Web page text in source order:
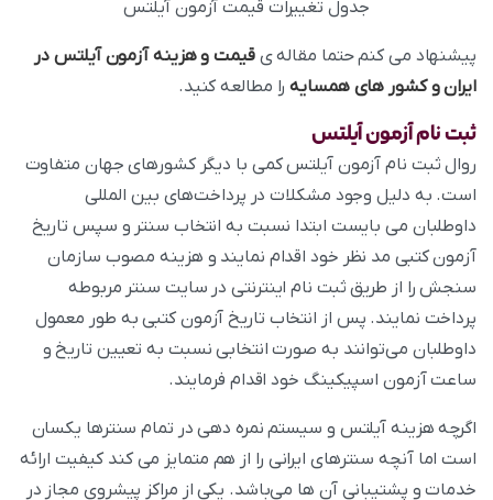
جدول تغییرات قیمت آزمون آیلتس
پیشنهاد می کنم حتما مقاله یقیمت و هزینه آزمون آیلتس در
ایران و کشور های همسایه را مطالعه کنید.
ثبت نام آزمون آیلتس
روال ثبت نام آزمون آیلتس کمی با دیگر کشورهای جهان متفاوت
است. به دلیل وجود مشکلات در پرداخت‌های بین المللی
داوطلبان می‌ بایست ابتدا نسبت به انتخاب سنتر و سپس تاریخ
آزمون کتبی مد نظر خود اقدام نمایند و هزینه مصوب سازمان
سنجش را از طریق ثبت نام اینترنتی در سایت سنتر مربوطه
پرداخت نمایند. پس از انتخاب تاریخ آزمون کتبی به طور معمول
داوطلبان می‌توانند به صورت انتخابی نسبت به تعیین تاریخ و
ساعت آزمون اسپیکینگ خود اقدام فرمایند.
اگرچه هزینه آیلتس و سیستم نمره‌ دهی در تمام سنترها یکسان
است اما آنچه سنترهای ایرانی را از هم متمایز می‌ کند کیفیت ارائه
خدمات و پشتیبانی آن‌ ها می‌باشد. یکی از مراکز پیشروی مجاز در